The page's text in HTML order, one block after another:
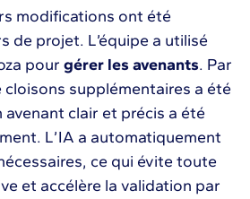
modifications ont été
de projet. L’équipe a utilisé
pour gérer les avenants. Par
cloisons supplémentaires a été
avenant clair et précis a été
L’IA a automatiquement
ce qui évite toute
et accélère la validation par